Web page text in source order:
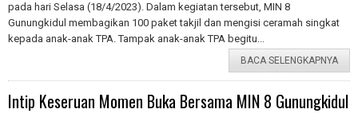
pada hari Selasa (18/4/2023). Dalam kegiatan tersebut, MIN 8
Gunungkidul membagikan 100 paket takjil dan mengisi ceramah singkat
kepada anak-anak TPA. Tampak anak-anak TPA begitu...
BACA SELENGKAPNYA
Intip Keseruan Momen Buka Bersama MIN 8 Gunungkidul